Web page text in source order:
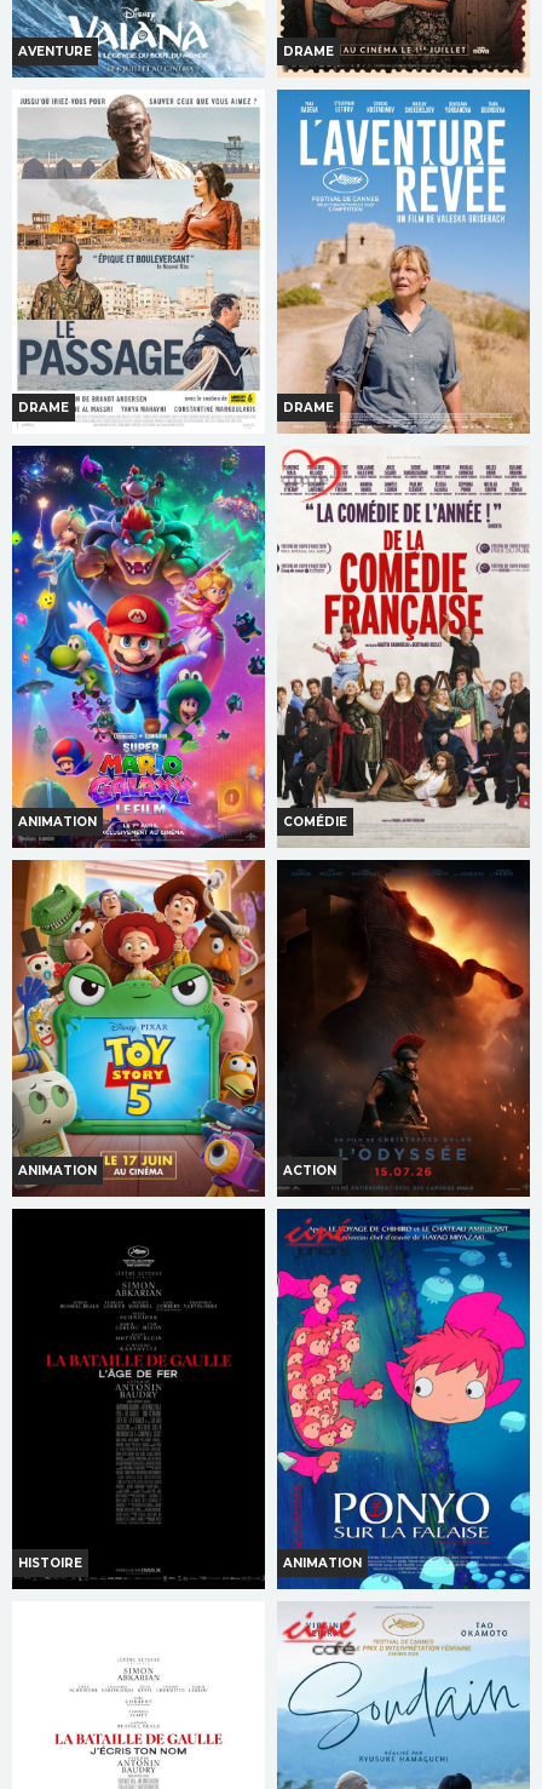
AVENTURE
VAIANA, LA LÉGENDE DU
BOUT DU MONDE
Horaires et Infos
Bande-annonce
Réservation
TOUT PUBLIC
DRAME
NOTRE HISTOIRE -
CHRONIQUES DU CAIRE
Horaires et Infos
Bande-annonce
Réservation
TOUT PUBLIC
DRAME
LE PASSAGE
Horaires et Infos
Bande-annonce
Réservation
AVERT. TOUT PUBLIC
DRAME
L'AVENTURE RÊVÉE
Horaires et Infos
Bande-annonce
Réservation
TOUT PUBLIC
ANIMATION
SUPER MARIO GALAXY LE FILM
Horaires et Infos
Bande-annonce
Réservation
TOUT PUBLIC
COMÉDIE
DE LA COMÉDIE-FRANÇAISE
Horaires et Infos
Bande-annonce
TOUT PUBLIC
ANIMATION
Horaires et Infos
Bande-annonce
Réservation
TOUT PUBLIC
ACTION
L'ODYSSÉE
Horaires et Infos
Bande-annonce
Réservation
INT. -12ans
HISTOIRE
Horaires et Infos
Bande-annonce
Réservation
ANIMATION
PONYO SUR LA FALAISE
Horaires et Infos
Bande-annonce
Réservation